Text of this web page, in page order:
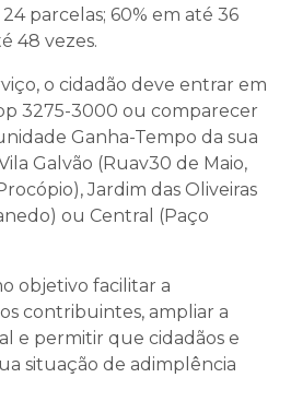
parcelas; 60% em até 36
48 vezes.
o cidadão deve entrar em
3275-3000 ou comparecer
Ganha-Tempo da sua
Galvão (Ruav30 de Maio,
Jardim das Oliveiras
ou Central (Paço
objetivo facilitar a
contribuintes, ampliar a
e permitir que cidadãos e
situação de adimplência